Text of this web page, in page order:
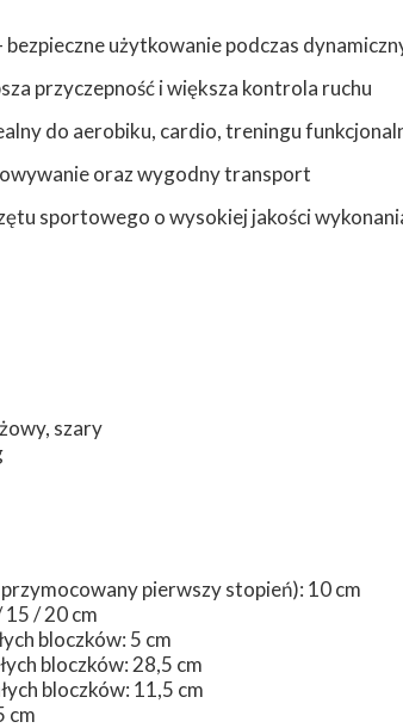
użytkowanie podczas
przyczepność i większa kontrola ruchu
do aerobiku, cardio, treningu
oraz wygodny transport
sportowego o wysokiej jakości
szary
pierwszy stopień): 10 cm
/ 20 cm
bloczków: 5 cm
bloczków: 28,5 cm
bloczków: 11,5 cm
cm